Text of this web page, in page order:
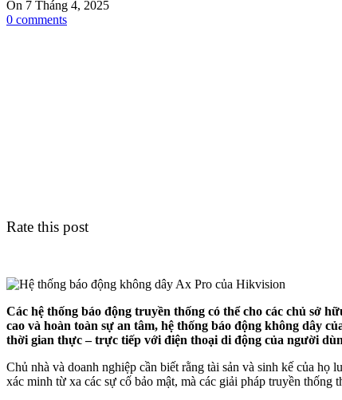
On 7 Tháng 4, 2025
0 comments
Rate this post
Các hệ thống báo động truyền thống có thể cho các chủ sở
cao và hoàn toàn sự an tâm, hệ thống báo động không dây
thời gian thực – trực tiếp với điện thoại di động của người
Chủ nhà và doanh nghiệp cần biết rằng tài sản và sinh kế của
xác minh từ xa các sự cố bảo mật, mà các giải pháp truyền thống